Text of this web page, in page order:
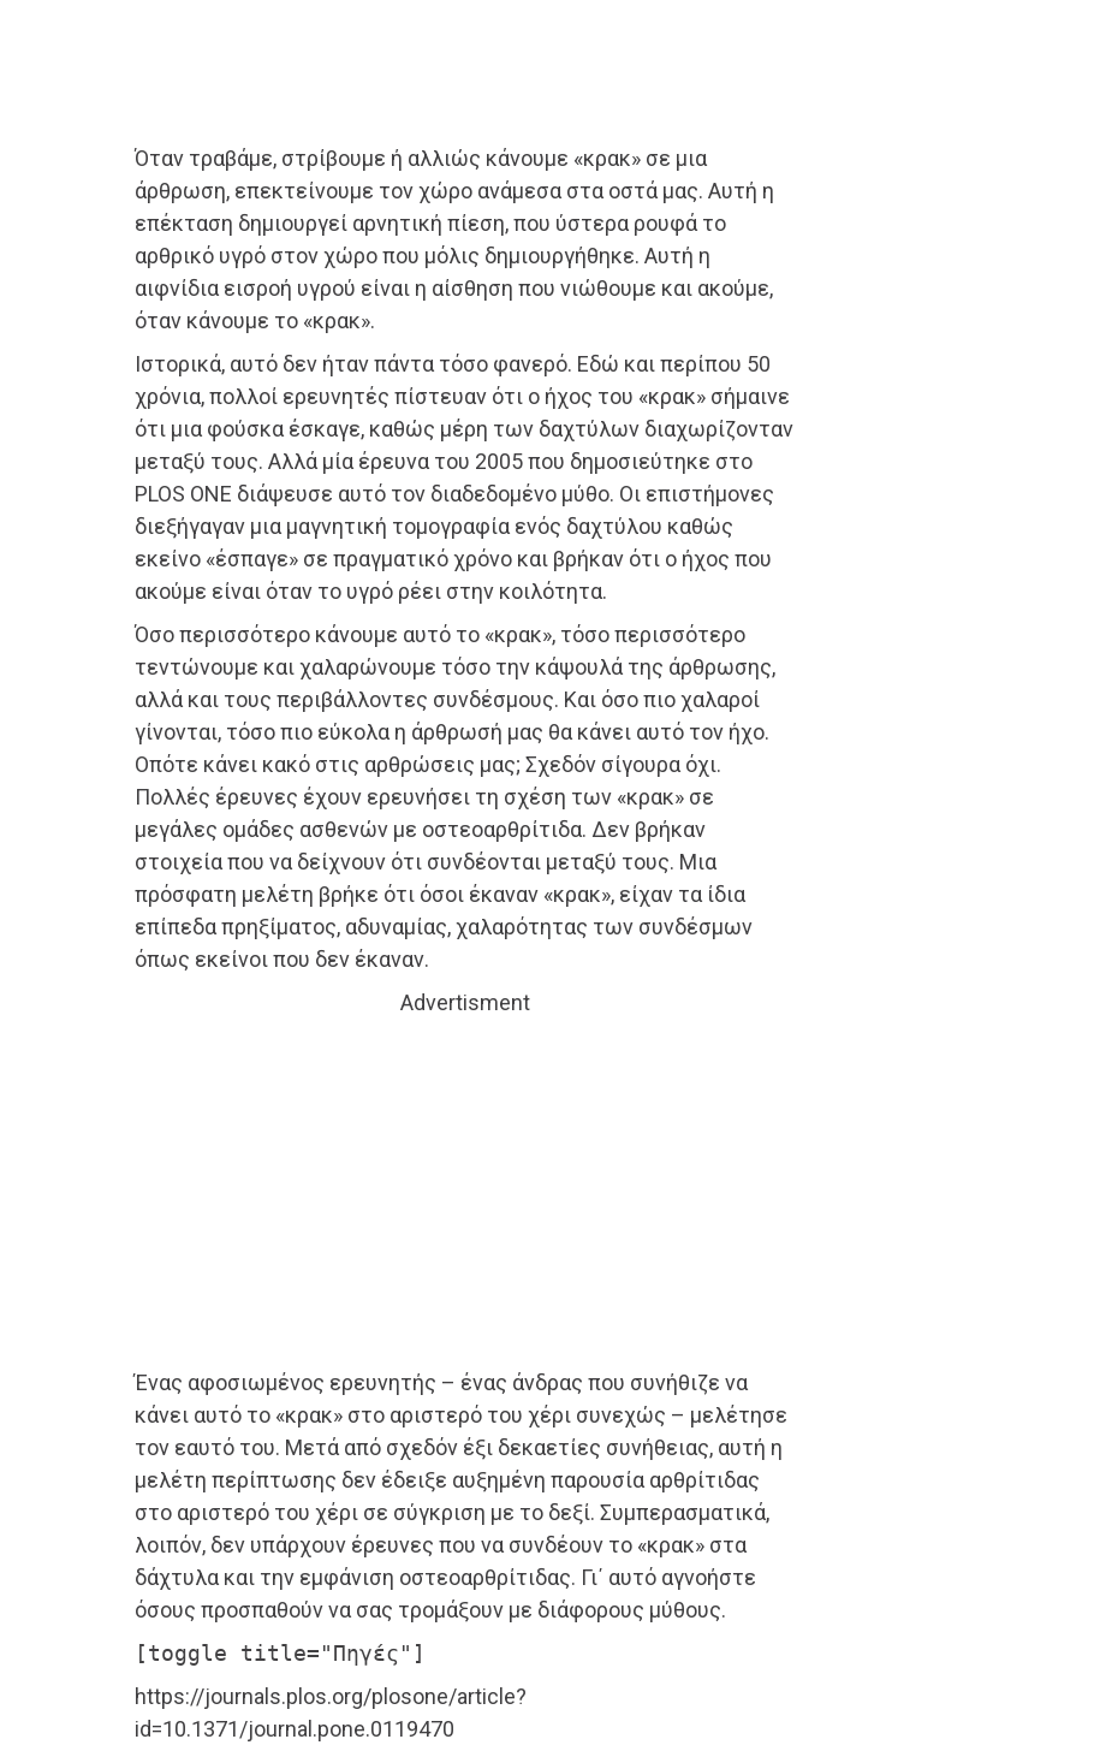
Όταν τραβάμε, στρίβουμε ή αλλιώς κάνουμε «κρακ» σε μια
άρθρωση, επεκτείνουμε τον χώρο ανάμεσα στα οστά μας. Αυτή η
επέκταση δημιουργεί αρνητική πίεση, που ύστερα ρουφά το
αρθρικό υγρό στον χώρο που μόλις δημιουργήθηκε. Αυτή η
αιφνίδια εισροή υγρού είναι η αίσθηση που νιώθουμε και ακούμε,
όταν κάνουμε το «κρακ».
Ιστορικά, αυτό δεν ήταν πάντα τόσο φανερό. Εδώ και περίπου 50
χρόνια, πολλοί ερευνητές πίστευαν ότι ο ήχος του «κρακ» σήμαινε
ότι μια φούσκα έσκαγε, καθώς μέρη των δαχτύλων διαχωρίζονταν
μεταξύ τους. Αλλά μία έρευνα του 2005 που δημοσιεύτηκε στο
PLOS ONE διάψευσε αυτό τον διαδεδομένο μύθο. Οι επιστήμονες
διεξήγαγαν μια μαγνητική τομογραφία ενός δαχτύλου καθώς
εκείνο «έσπαγε» σε πραγματικό χρόνο και βρήκαν ότι ο ήχος που
ακούμε είναι όταν το υγρό ρέει στην κοιλότητα.
Όσο περισσότερο κάνουμε αυτό το «κρακ», τόσο περισσότερο
τεντώνουμε και χαλαρώνουμε τόσο την κάψουλά της άρθρωσης,
αλλά και τους περιβάλλοντες συνδέσμους. Και όσο πιο χαλαροί
γίνονται, τόσο πιο εύκολα η άρθρωσή μας θα κάνει αυτό τον ήχο.
Οπότε κάνει κακό στις αρθρώσεις μας; Σχεδόν σίγουρα όχι.
Πολλές έρευνες έχουν ερευνήσει τη σχέση των «κρακ» σε
μεγάλες ομάδες ασθενών με οστεοαρθρίτιδα. Δεν βρήκαν
στοιχεία που να δείχνουν ότι συνδέονται μεταξύ τους. Μια
πρόσφατη μελέτη βρήκε ότι όσοι έκαναν «κρακ», είχαν τα ίδια
επίπεδα πρηξίματος, αδυναμίας, χαλαρότητας των συνδέσμων
όπως εκείνοι που δεν έκαναν.
Advertisment
Ένας αφοσιωμένος ερευνητής – ένας άνδρας που συνήθιζε να
κάνει αυτό το «κρακ» στο αριστερό του χέρι συνεχώς – μελέτησε
τον εαυτό του. Μετά από σχεδόν έξι δεκαετίες συνήθειας, αυτή η
μελέτη περίπτωσης δεν έδειξε αυξημένη παρουσία αρθρίτιδας
στο αριστερό του χέρι σε σύγκριση με το δεξί. Συμπερασματικά,
λοιπόν, δεν υπάρχουν έρευνες που να συνδέουν το «κρακ» στα
δάχτυλα και την εμφάνιση οστεοαρθρίτιδας. Γι΄ αυτό αγνοήστε
όσους προσπαθούν να σας τρομάξουν με διάφορους μύθους.
[toggle title="Πηγές"]
https://journals.plos.org/plosone/article?
id=10.1371/journal.pone.0119470